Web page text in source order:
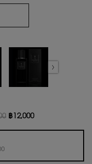
฿12,000
า
ม่